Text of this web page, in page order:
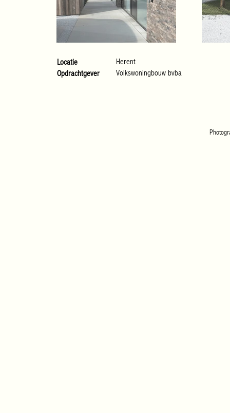
Locatie
Opdrachtgever
Herent
Volkswoningbouw bvba